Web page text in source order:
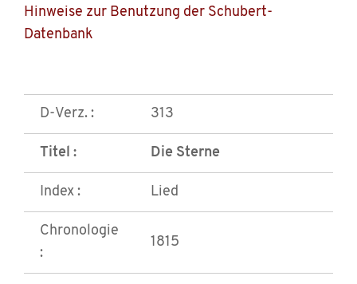
Hinweise zur Benutzung der Schubert-
Datenbank
D-Verz. : 313
Titel : Die Sterne
Index : Lied
Chronologie
:
1815